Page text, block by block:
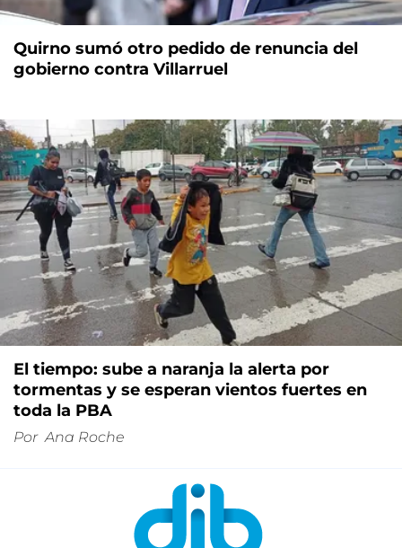
Quirno sumó otro pedido de renuncia del
gobierno contra Villarruel
El tiempo: sube a naranja la alerta por
tormentas y se esperan vientos fuertes en
toda la PBA
Por Ana Roche